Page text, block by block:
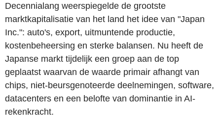
Decennialang weerspiegelde de grootste
marktkapitalisatie van het land het idee van "Japan
Inc.": auto's, export, uitmuntende productie,
kostenbeheersing en sterke balansen. Nu heeft de
Japanse markt tijdelijk een groep aan de top
geplaatst waarvan de waarde primair afhangt van
chips, niet-beursgenoteerde deelnemingen, software,
datacenters en een belofte van dominantie in AI-
rekenkracht.